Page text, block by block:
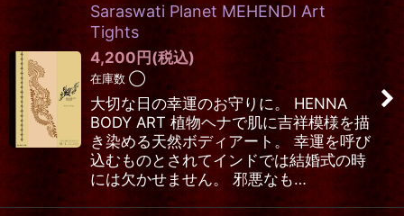
Saraswati Planet MEHENDI Art
Tights
4,200円(税込)
在庫数 ◯
大切な日の幸運のお守りに。 HENNA
BODY ART 植物ヘナで肌に吉祥模様を描
き染める天然ボディアート。 幸運を呼び
込むものとされてインドでは結婚式の時
には欠かせません。 邪悪なも…